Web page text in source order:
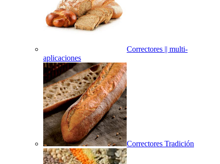
Correctores || multi-
aplicaciones
Correctores Tradición